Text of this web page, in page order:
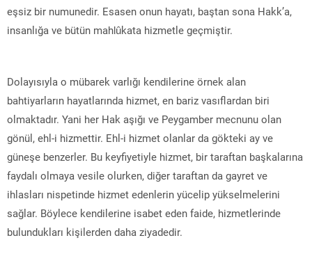
eşsiz bir numunedir. Esasen onun hayatı, baştan sona Hakk’a,
insanlığa ve bütün mahlûkata hizmetle geçmiştir.
Dolayısıyla o mübarek varlığı kendilerine örnek alan
bahtiyarların hayatlarında hizmet, en bariz vasıflardan biri
olmaktadır. Yani her Hak aşığı ve Peygamber mecnunu olan
gönül, ehl-i hizmettir. Ehl-i hizmet olanlar da gökteki ay ve
güneşe benzerler. Bu keyfiyetiyle hizmet, bir taraftan başkalarına
faydalı olmaya vesile olurken, diğer taraftan da gayret ve
ihlasları nispetinde hizmet edenlerin yücelip yükselmelerini
sağlar. Böylece kendilerine isabet eden faide, hizmetlerinde
bulundukları kişilerden daha ziyadedir.